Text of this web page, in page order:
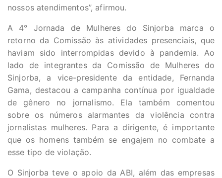
nossos atendimentos”, afirmou.
A 4° Jornada de Mulheres do Sinjorba marca o
retorno da Comissão às atividades presenciais, que
haviam sido interrompidas devido à pandemia. Ao
lado de integrantes da Comissão de Mulheres do
Sinjorba, a vice-presidente da entidade, Fernanda
Gama, destacou a campanha contínua por igualdade
de gênero no jornalismo. Ela também comentou
sobre os números alarmantes da violência contra
jornalistas mulheres. Para a dirigente, é importante
que os homens também se engajem no combate a
esse tipo de violação.
O Sinjorba teve o apoio da ABI, além das empresas